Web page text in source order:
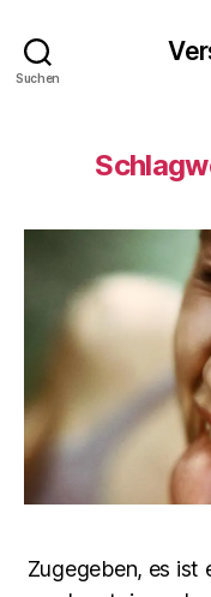
Suchen
Zugegeben, es ist